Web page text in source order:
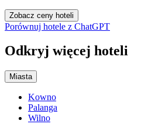
Zobacz ceny hoteli
Porównuj hotele z ChatGPT
Odkryj więcej hoteli
Miasta
Kowno
Palanga
Wilno